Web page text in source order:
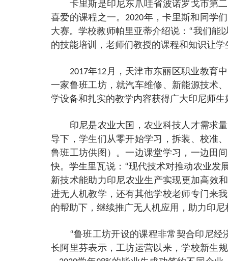
卡里斯是印尼东爪哇省波诺罗戈市第二
喜爱的课程之一。2020年，卡里斯和同学
大赛。学校教师帕里亚蒂介绍说：“我们能
的技能培训，老师们教授的课程和知识让
2017年12月，天津市东丽区职业教育中
一家鲁班工坊，就汽车维修、新能源技术
学设备和扎实的教学内容获得广大印尼师生
印尼是农业大国，农业科技人才需求量
导下，学生们从零开始学习，拆装、校准
鲁班工坊供图）。一边课堂学习，一边田
快。学生里瓦说：“现代技术对推动农业发
新技术能助力印尼农业生产实现更加高效
进无人机教学，还有其他学校老师专门来
的帮助下，继续推广无人机应用，助力印尼
“鲁班工坊开设的课程非常契合印尼经
长阿里芬表示，工坊运营以来，学校新生